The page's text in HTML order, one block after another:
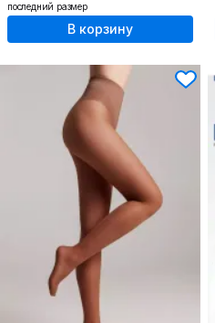
последний размер
В корзину